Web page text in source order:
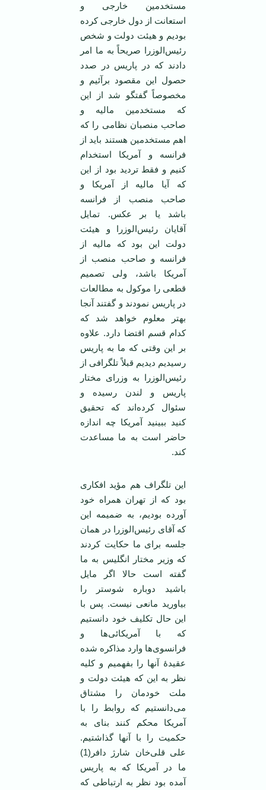
مستخدمین خارجی و
استعانت از دول خارجی کرده
بودیم و هیئت دولت و شخص
رئیس‌الوزرا صریحاً به ما امر
دادند که در پاریس در صدد
حصول این مقصود برآئیم و
مخصوصاً گفتگو شد از این
که مستخدمین مالیه و
صاحب منصبان نظامی را که
اهم مستخدمین هستند باید از
فرانسه و آمریکا استخدام
کنیم و فقط تردید بود از این
که آیا مالیه از آمریکا و
صاحب منصب از فرانسه
باشد یا بر عکس. تمایل
آقایان رئیس‌الوزرا و هیئت
دولت این بود که مالیه از
فرانسه و صاحب منصب از
آمریکا باشد، ولی تصمیم
قطعی را موکول به مطالعات
در پاریس نمودند و گفتند آنجا
بهتر معلوم خواهد شد که
کدام قسم اقتضا دارد. علاوه
بر این وقتی که ما به پاریس
رسیدیم دیدیم قبلاً تلگرافی از
رئیس‌الوزرا به وزرای مختار
پاریس و لندن رسیده و
سئوال کرده‌اند که تحقیق
کنید ببینید آمریکا چه اندازه
حاضر است به ما مساعدت
کند.
این تلگراف هم مؤید افکاری
بود که از تهران همراه خود
آورده بودیم، به ضمیمه این
که آقای رئیس‌الوزرا در همان
جلسه برای ما حکایت کردند
که وزیر مختار انگلیس به ما
گفته است حالا اگر مایل
باشید دوباره شوستر را
بیاورید مانعی نیست. پس با
این حال تکلیف خود دانستیم
که با آمریکائی‌ها و
فرانسوی‌ها وارد مذاکره شده
عقیدۀ آنها را بفهمیم و کلیه
نظر به این که هیئت دولت و
ملت خودمان را مشتاق
می‌دانستیم که روابط را با
آمریکا محکم کنند بنای به
حکمیت را با آنها گذاشتیم.
علی قلی‌خان شارژ دافر(1)
ما در آمریکا که به پاریس
آمده بود نظر به ارتباطی که